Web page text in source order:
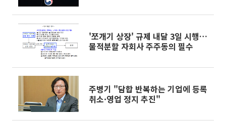
'쪼개기 상장' 규제 내달 3일 시행…
물적분할 자회사 주주동의 필수
주병기 "담합 반복하는 기업에 등록
취소·영업 정지 추진"